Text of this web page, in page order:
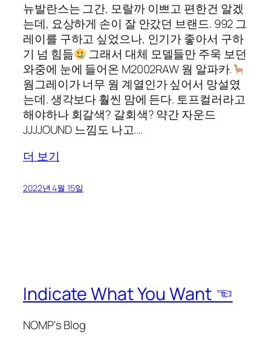
뉴발란스는 그간, 모랄까 이쁘고 편한건 알겠
는데, 요상하게 손이 잘 안갔던 브랜드. 992 그
레이를 구하고 싶었으나, 인기가 좋아서 구하
기 넘 힘듦
그래서 대체 모델들만 주욱 보던
와중에 눈에 들어온 M2002RAW 웜 알파카.
웜그레이가 너무 웜 계열인가 싶어서 망설였
는데. 생각보다 훨씬 맘에 든다. 토프컬러라고
해야하나 회갈색? 갈회색? 약간 자운드
JJJJOUND 느낌도 나고.…
더 보기
2022년 4월 15일
Indicate What You Want ☜
NOMP's Blog